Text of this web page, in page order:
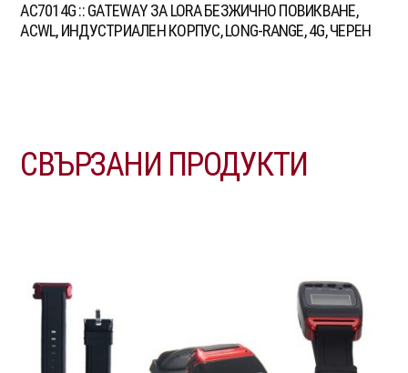
AC7014G :: GATEWAY ЗА LORA БЕЗЖИЧНО ПОВИКВАНЕ,
ACWL, ИНДУСТРИАЛЕН КОРПУС, LONG-RANGE, 4G, ЧЕРЕН
СВЪРЗАНИ ПРОДУКТИ